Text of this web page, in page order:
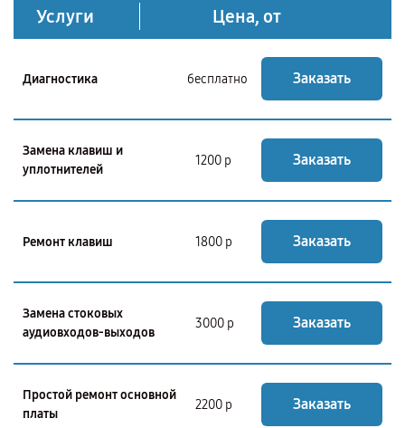
Услуги Цена, от
Диагностика бесплатно Заказать
Замена клавиш и
уплотнителей
1200 р Заказать
Ремонт клавиш 1800 р Заказать
Замена стоковых
аудиовходов-выходов
3000 р Заказать
Простой ремонт основной
платы
2200 р Заказать